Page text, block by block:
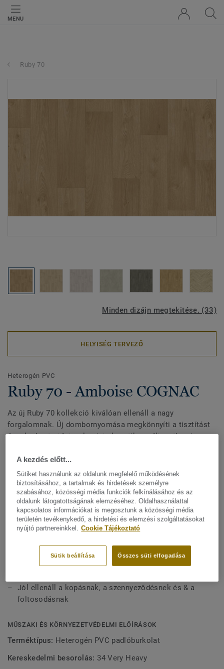
MENU
Ruby 70
Minden dizájn megtekitése. (33)
HELYISÉG TERVEZŐ
Heterogén PVC
Ruby 70 - Amboise COGNAC
Az új Ruby 70 kollekció kiválóan ellenáll a nagy
forgalomnak. Új dombornyomása megkönnyíti a tisztítást
és a karbantartást, valamint akusztikus változatban is
keresztül biztosítsa. Mindezek miatt a Ruby 70 jó válasz az
oktatási, egészségügyi és idősgondozási létesítmények
nagy forgalmú környezetéhez. A 33 színből - melyből 18 új
dekor - álló választék rendkívül színes palettát és teljes
körű választási lehetőséget kínál az oktatási intézmények
számára, és 4-féle fafajtát is tartalmaz, melyek ideálisak az
otthonos környezet kialakításához.
Mutasson többet
FŐBB JELLEMZŐK
Európában készül
33 színből álló választék, speciálisan az oktatási és
idősgondozási környezetek számára tervezve
Ideális a nagy igénybevételnek kitett területek számára:
0,70 mm-es PVC koptatóréteg
Jól ellenáll a kopásnak, a szennyeződésnek és & a
foltosodásnak
MŰSZAKI ÉS KÖRNYEZETVÉDELMI ELŐÍRÁSOK
Terméktípus: Heterogén PVC padlóburkolat
Kereskedelmi besorolás: 34 Very Heavy
A kezdés előtt...
Sütiket használunk az oldalunk megfelelő működésének
biztosításához, a tartalmak és hirdetések személyre
szabásához, közösségi média funkciók felkínálásához és az
oldalunk látogatottságának elemzéséhez. Oldalhasználattal
kapcsolatos információkat is megosztunk a közösségi média
területén tevékenykedő, a hirdetési és elemzési szolgáltatásokat
nyújtó partnereinkkel. Cookie Tájékoztató
Összes süti elfogadása
Sütik beállítása